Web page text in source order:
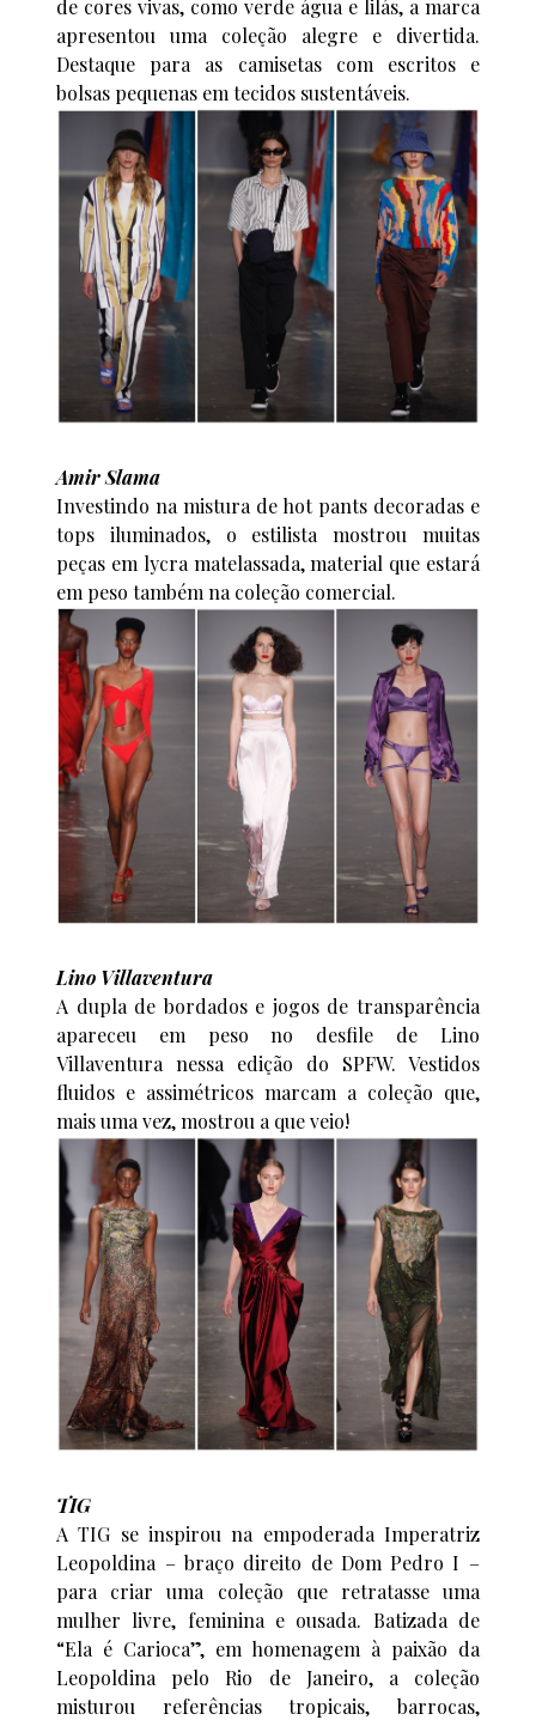
de cores vivas, como verde água e lilás, a marca
apresentou uma coleção alegre e divertida.
Destaque para as camisetas com escritos e
bolsas pequenas em tecidos sustentáveis.
Amir Slama
Investindo na mistura de hot pants decoradas e
tops iluminados, o estilista mostrou muitas
peças em lycra matelassada, material que estará
em peso também na coleção comercial.
Lino Villaventura
A dupla de bordados e jogos de transparência
apareceu em peso no desfile de Lino
Villaventura nessa edição do SPFW. Vestidos
fluidos e assimétricos marcam a coleção que,
mais uma vez, mostrou a que veio!
TIG
A TIG se inspirou na empoderada Imperatriz
Leopoldina – braço direito de Dom Pedro I –
para criar uma coleção que retratasse uma
mulher livre, feminina e ousada. Batizada de
“Ela é Carioca”, em homenagem à paixão da
Leopoldina pelo Rio de Janeiro, a coleção
misturou referências tropicais, barrocas,